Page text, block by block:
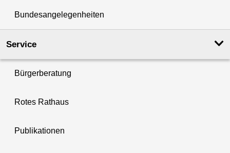
Bundesangelegenheiten
Service
Bürgerberatung
Rotes Rathaus
Publikationen